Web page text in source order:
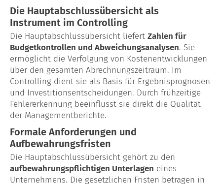
Die Hauptabschlussübersicht als
Instrument im Controlling
Die Hauptabschlussübersicht liefert Zahlen für
Budgetkontrollen und Abweichungsanalysen. Sie
ermöglicht die Verfolgung von Kostenentwicklungen
über den gesamten Abrechnungszeitraum. Im
Controlling dient sie als Basis für Ergebnisprognosen
und Investitionsentscheidungen. Durch frühzeitige
Fehlererkennung beeinflusst sie direkt die Qualität
der Managementberichte.
Formale Anforderungen und
Aufbewahrungsfristen
Die Hauptabschlussübersicht gehört zu den
aufbewahrungspflichtigen Unterlagen eines
Unternehmens. Die gesetzlichen Fristen betragen in